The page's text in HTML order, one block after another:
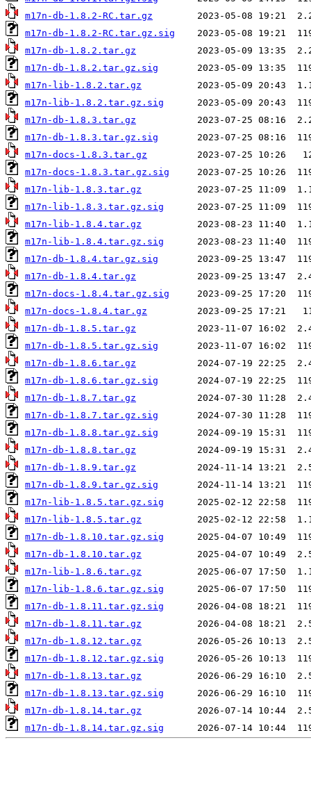
m17n-db-1.8.2-RC.tar.gz
m17n-db-1.8.2-RC.tar.gz.sig
m17n-db-1.8.2.tar.gz
m17n-db-1.8.2.tar.gz.sig
m17n-lib-1.8.2.tar.gz
m17n-lib-1.8.2.tar.gz.sig
m17n-db-1.8.3.tar.gz
m17n-db-1.8.3.tar.gz.sig
m17n-docs-1.8.3.tar.gz
m17n-docs-1.8.3.tar.gz.sig
m17n-lib-1.8.3.tar.gz
m17n-lib-1.8.3.tar.gz.sig
m17n-lib-1.8.4.tar.gz
m17n-lib-1.8.4.tar.gz.sig
m17n-db-1.8.4.tar.gz.sig
m17n-db-1.8.4.tar.gz
m17n-docs-1.8.4.tar.gz.sig
m17n-docs-1.8.4.tar.gz
m17n-db-1.8.5.tar.gz
m17n-db-1.8.5.tar.gz.sig
m17n-db-1.8.6.tar.gz
m17n-db-1.8.6.tar.gz.sig
m17n-db-1.8.7.tar.gz
m17n-db-1.8.7.tar.gz.sig
m17n-db-1.8.8.tar.gz.sig
m17n-db-1.8.8.tar.gz
m17n-db-1.8.9.tar.gz
m17n-db-1.8.9.tar.gz.sig
m17n-lib-1.8.5.tar.gz.sig
m17n-lib-1.8.5.tar.gz
m17n-db-1.8.10.tar.gz.sig
m17n-db-1.8.10.tar.gz
m17n-lib-1.8.6.tar.gz
m17n-lib-1.8.6.tar.gz.sig
m17n-db-1.8.11.tar.gz.sig
m17n-db-1.8.11.tar.gz
m17n-db-1.8.12.tar.gz
m17n-db-1.8.12.tar.gz.sig
m17n-db-1.8.13.tar.gz
m17n-db-1.8.13.tar.gz.sig
m17n-db-1.8.14.tar.gz
m17n-db-1.8.14.tar.gz.sig